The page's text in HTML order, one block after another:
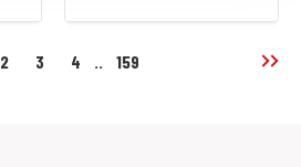
2 3 4 .. 159